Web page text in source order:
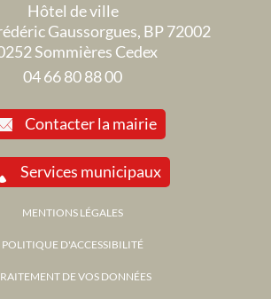
Hôtel de ville
Gaussorgues, BP 72002
Sommières Cedex
04 66 80 88 00
Contacter la mairie
Services municipaux
MENTIONS LÉGALES
POLITIQUE D'ACCESSIBILITÉ
DE VOS DONNÉES